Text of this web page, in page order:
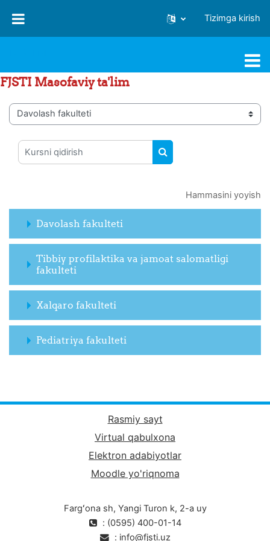
Tizimga kirish
FJSTI Masofaviy ta'lim
Kurs toifalari
Kursni qidirish
KURSNI QIDIRISH
Hammasini yoyish
Davolash fakulteti
Tibbiy profilaktika va jamoat salomatligi
fakulteti
Xalqaro fakulteti
Pediatriya fakulteti
Rasmiy sayt
Virtual qabulxona
Elektron adabiyotlar
Moodle yo'riqnoma
Fargʻona sh, Yangi Turon k, 2-a uy
: (0595) 400-01-14
: info@fjsti.uz